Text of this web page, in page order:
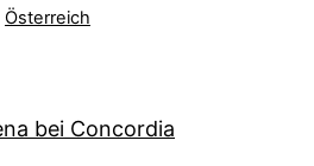
Österreich